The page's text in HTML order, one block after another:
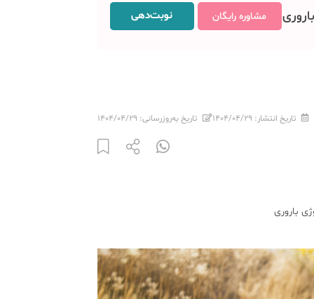
مشاوره رایگان نوبت‌دهی
تاریخ انتشار: ۱۴۰۴/۰۴/۲۹ تاریخ به‌روزرسانی: ۱۴۰۴/۰۴/۲۹
باروری